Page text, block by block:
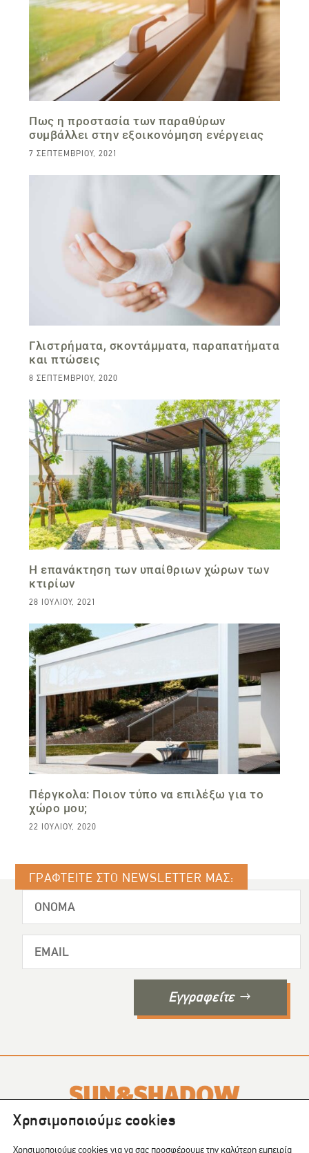
Πως η προστασία των παραθύρων
συμβάλλει στην εξοικονόμηση ενέργειας
7 ΣΕΠΤΕΜΒΡΊΟΥ, 2021
Γλιστρήματα, σκοντάμματα, παραπατήματα
και πτώσεις
8 ΣΕΠΤΕΜΒΡΊΟΥ, 2020
H επανάκτηση των υπαίθριων χώρων των
κτιρίων
28 ΙΟΥΛΊΟΥ, 2021
Πέργκολα: Ποιον τύπο να επιλέξω για το
χώρο μου;
22 ΙΟΥΛΊΟΥ, 2020
ΓΡΑΦΤΕΙΤΕ ΣΤΟ NEWSLETTER ΜΑΣ:
Εγγραφείτε
Χρησιμοποιούμε cookies
Χρησιμοποιούμε cookies για να σας προσφέρουμε την καλύτερη εμπειρία